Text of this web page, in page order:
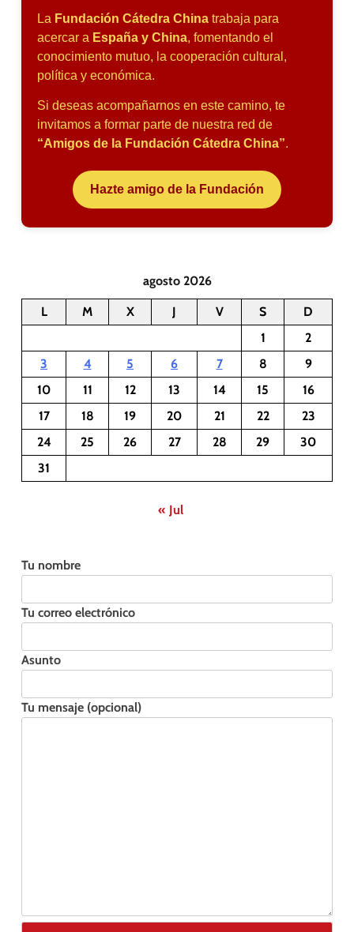
La Fundación Cátedra China trabaja para
acercar a España y China, fomentando el
conocimiento mutuo, la cooperación cultural,
política y económica.
Si deseas acompañarnos en este camino, te
invitamos a formar parte de nuestra red de
“Amigos de la Fundación Cátedra China”.
Hazte amigo de la Fundación
agosto 2026
L M X J V S
D
1
2
3
4 5 6 7 8
9
10
11 12 13 14 15
16
17
18 19 20 21 22
23
24
25 26 27 28 29
30
31
« Jul
Tu nombre
Tu correo electrónico
Asunto
Tu mensaje (opcional)